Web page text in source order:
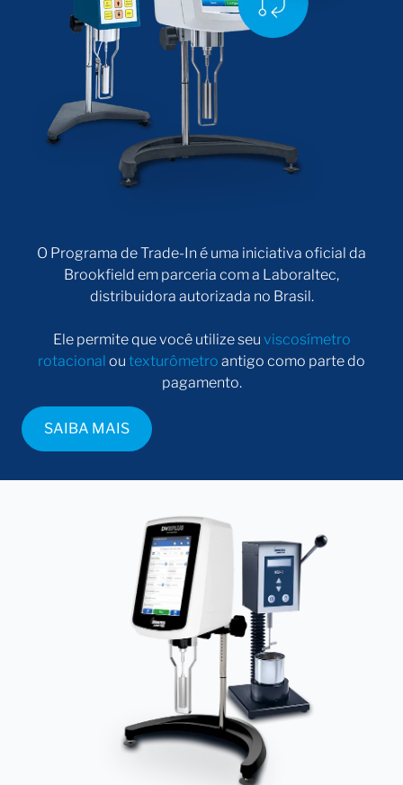
silenciosa e confiável.
Qualidade tradicional da Brookfield.
Medição contínua de torque
Fornece medições de torque em tempo real,
garantindo dados precisos e consistentes ao longo de
Medição de torque com precisão de 1% da faixa
completa, oferecendo resultados confiáveis a cada
Excepcional repetibilidade
total, garantindo desempenho consistente em
múltiplas análises.
Simplifique a operação com controles liga/desliga e
ajustes de velocidade de forma simples, pois facilita a
personalização das configurações conforme suas
necessidades específicas.
Compatibilidade com todos os acessórios
Desfrute da versatilidade com total compatibilidade
com toda a linha de acessórios Brookfield, assim
ampliando a funcionalidade do instrumento.
O Programa de Trade-In é uma iniciativa oficial da
Brookfield em parceria com a Laboraltec,
distribuidora autorizada no Brasil.
Ele permite que você utilize seu viscosímetro
rotacional ou texturômetro antigo como parte do
pagamento.
SAIBA MAIS